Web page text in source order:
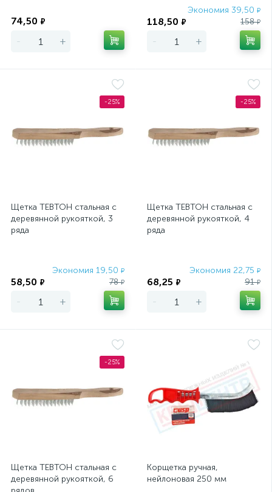
74,50 ₽
- +
Экономия 39,50 ₽
118,50 ₽ 158₽
- +
-25%
Щетка ТЕВТОН стальная с
деревянной рукояткой, 3
ряда
Экономия 19,50 ₽
58,50 ₽ 78₽
- +
-25%
Щетка ТЕВТОН стальная с
деревянной рукояткой, 4
ряда
Экономия 22,75 ₽
68,25 ₽ 91₽
- +
-25%
Щетка ТЕВТОН стальная с
деревянной рукояткой, 6
Корщетка ручная,
нейлоновая 250 мм